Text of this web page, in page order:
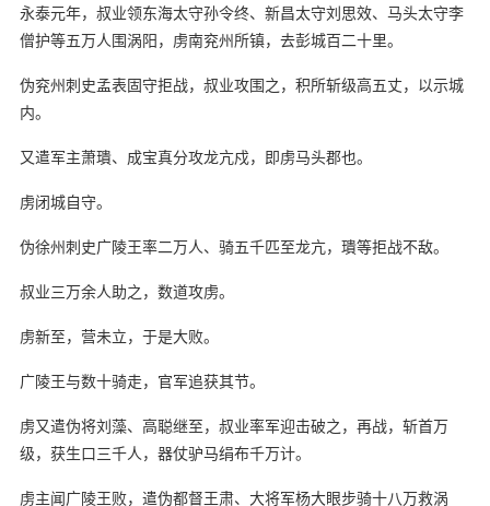
永泰元年，叔业领东海太守孙令终、新昌太守刘思效、马头太守李
僧护等五万人围涡阳，虏南兖州所镇，去彭城百二十里。
伪兖州刺史孟表固守拒战，叔业攻围之，积所斩级高五丈，以示城
内。
又遣军主萧璝、成宝真分攻龙亢戍，即虏马头郡也。
虏闭城自守。
伪徐州刺史广陵王率二万人、骑五千匹至龙亢，璝等拒战不敌。
叔业三万余人助之，数道攻虏。
虏新至，营未立，于是大败。
广陵王与数十骑走，官军追获其节。
虏又遣伪将刘藻、高聪继至，叔业率军迎击破之，再战，斩首万
级，获生口三千人，器仗驴马绢布千万计。
虏主闻广陵王败，遣伪都督王肃、大将军杨大眼步骑十八万救涡